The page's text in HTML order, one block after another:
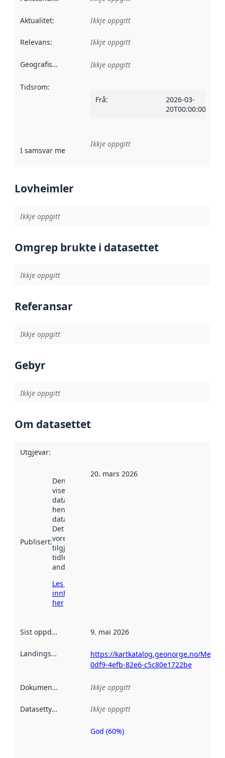
Aktualitet: Ikkje oppgitt
Relevans: Ikkje oppgitt
Geografisk område Ikkje oppgitt
Tidsrom:
Frå:
2026-03-
20T00:00:00Z
I samsvar med Referanse til ei implementeringsregel eller
Ikkje oppgitt
Lovheimler
Ikkje oppgitt
Omgrep brukte i datasettet
Ikkje oppgitt
Referansar
Ikkje oppgitt
Gebyr
Ikkje oppgitt
Om datasettet
Utgjevar:
Publisert:
Denne datoen
viser når
datasettet vart
henta inn av
data.norge.no.
Det kan ha
vore
tilgjengeleg
tidlegare
andre stader.
Les meir om
innhenting
her
20. mars 2026
Sist oppdatert 9. mai 2026
Landingsside
https://kartkatalog.geonorge.no/
0df9-4efb-82e6-c5c80e1722be
Dokumentasjon Ikkje oppgitt
Datasettype Ikkje oppgitt
Metadatakvalitet
God (60%)